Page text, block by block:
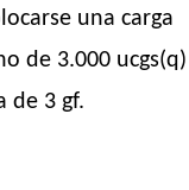
una carga
de 3.000 ucgs(q)
de 3 gf.